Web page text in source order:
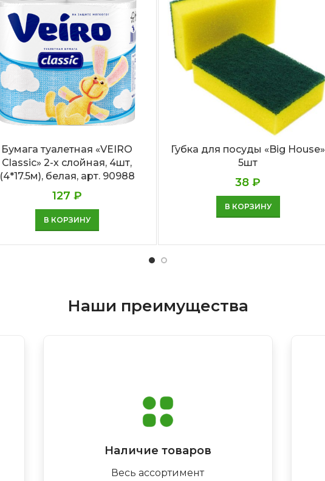
Бумага туалетная «VEIRO
Classic» 2-х слойная, 4шт,
(4*17.5м), белая, арт. 90988
127 ₽
В КОРЗИНУ
Губка для посуды «Big House»
5шт
38₽
В КОРЗИНУ
Наши преимущества
Наличие товаров
Весь ассортимент